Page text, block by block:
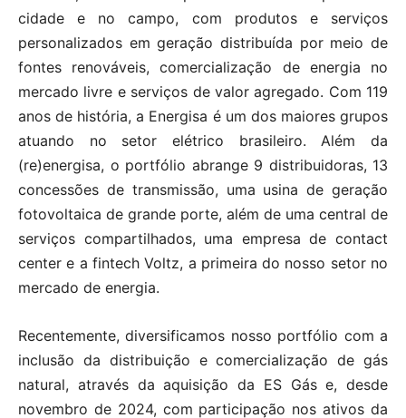
cidade e no campo, com produtos e serviços
personalizados em geração distribuída por meio de
fontes renováveis, comercialização de energia no
mercado livre e serviços de valor agregado. Com 119
anos de história, a Energisa é um dos maiores grupos
atuando no setor elétrico brasileiro. Além da
(re)energisa, o portfólio abrange 9 distribuidoras, 13
concessões de transmissão, uma usina de geração
fotovoltaica de grande porte, além de uma central de
serviços compartilhados, uma empresa de contact
center e a fintech Voltz, a primeira do nosso setor no
mercado de energia.
Recentemente, diversificamos nosso portfólio com a
inclusão da distribuição e comercialização de gás
natural, através da aquisição da ES Gás e, desde
novembro de 2024, com participação nos ativos da